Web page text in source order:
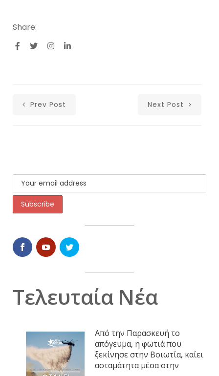
Share:
Prev Post Next Post
Τελευταία Νέα
Από την Παρασκευή το
απόγευμα, η φωτιά που
ξεκίνησε στην Βοιωτία, καίει
ασταμάτητα μέσα στην